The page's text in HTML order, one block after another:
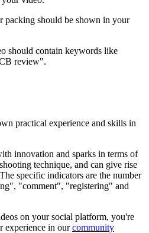
packing should be shown in your
should contain keywords like
review".
practical experience and skills in
innovation and sparks in terms of
technique, and can give rise
specific indicators are the number
"comment", "registering" and
on your social platform, you're
experience in ourcommunity